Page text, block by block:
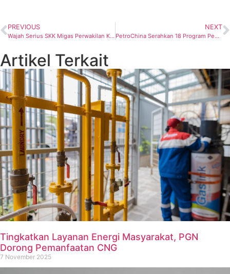
PREVIOUS
Wajah Serius SKK Migas Perwakilan Kalsul Bahas Masalah Pertanahan
NEXT
PetroChina Serahkan 18 Program Pemberdayaan Masyarakat ke Pemkab Tanjab Timur
Artikel Terkait
Tingkatkan Layanan Energi Masyarakat, PGN
Dorong Pemanfaatan CNG
7 November 2025